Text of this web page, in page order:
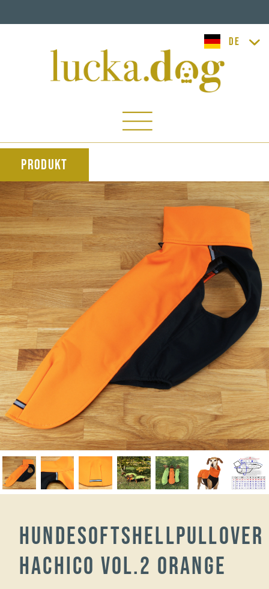
lucka.dog
Produkt
Hundesoftshellpullover
Hachico Vol.2 orange